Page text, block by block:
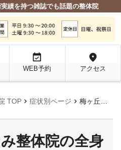
績を持つ雑誌でも話題の整体院
event_available
WEB予約
location_on
アクセス
TOP chevron_right 症状別ページ chevron_right 梅ヶ丘駅みなみ整体院の全身の見方 肩の痛みの原因が足？
整体院の全身